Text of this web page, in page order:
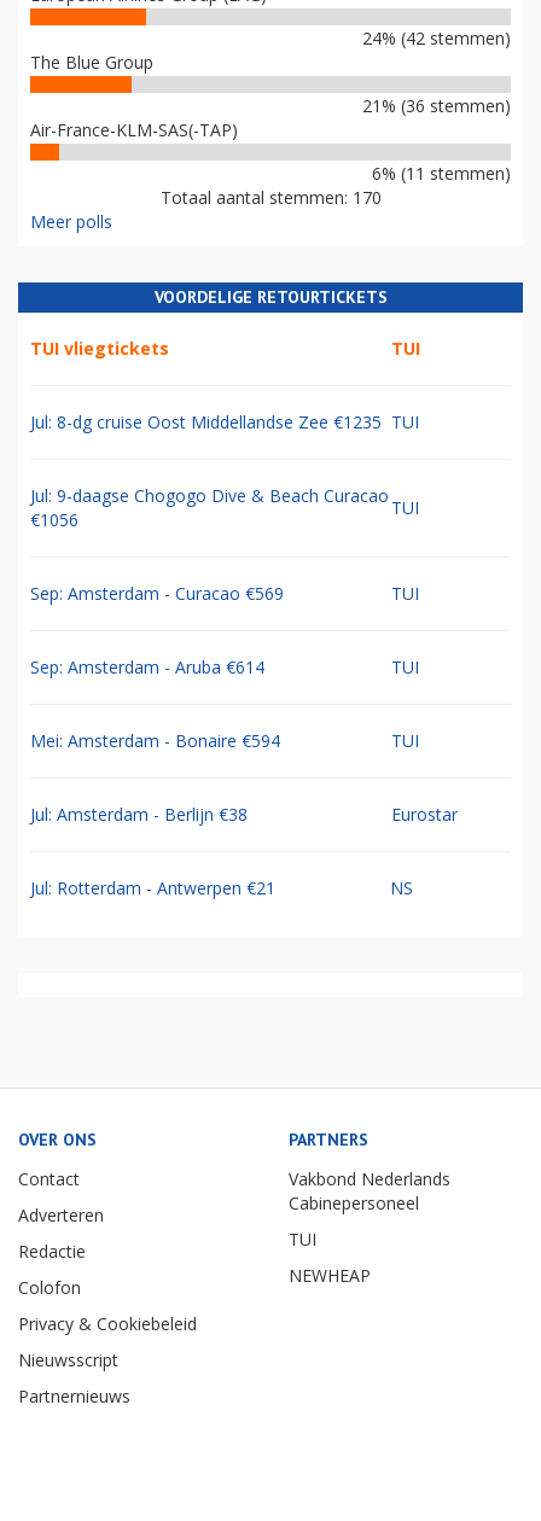
24% (42 stemmen)
The Blue Group
21% (36 stemmen)
Air-France-KLM-SAS(-TAP)
6% (11 stemmen)
Totaal aantal stemmen: 170
Meer polls
VOORDELIGE RETOURTICKETS
TUI vliegtickets TUI
Jul: 8-dg cruise Oost Middellandse Zee €1235 TUI
Jul: 9-daagse Chogogo Dive & Beach Curacao
€1056
TUI
Sep: Amsterdam - Curacao €569 TUI
Sep: Amsterdam - Aruba €614 TUI
Mei: Amsterdam - Bonaire €594 TUI
Jul: Amsterdam - Berlijn €38 Eurostar
Jul: Rotterdam - Antwerpen €21 NS
OVER ONS
Contact
Adverteren
Redactie
Colofon
Privacy & Cookiebeleid
Nieuwsscript
Partnernieuws
PARTNERS
Vakbond Nederlands
Cabinepersoneel
TUI
NEWHEAP